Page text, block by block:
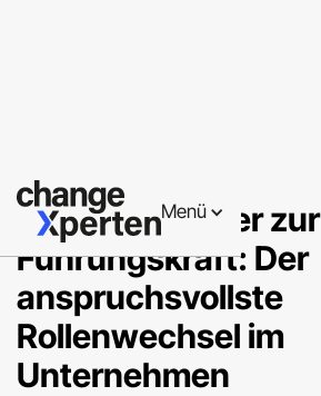
Menü
Führungskräfteentwicklung
Vom Mitarbeiter zur
Führungskraft: Der
anspruchsvollste
Rollenwechsel im
Unternehmen